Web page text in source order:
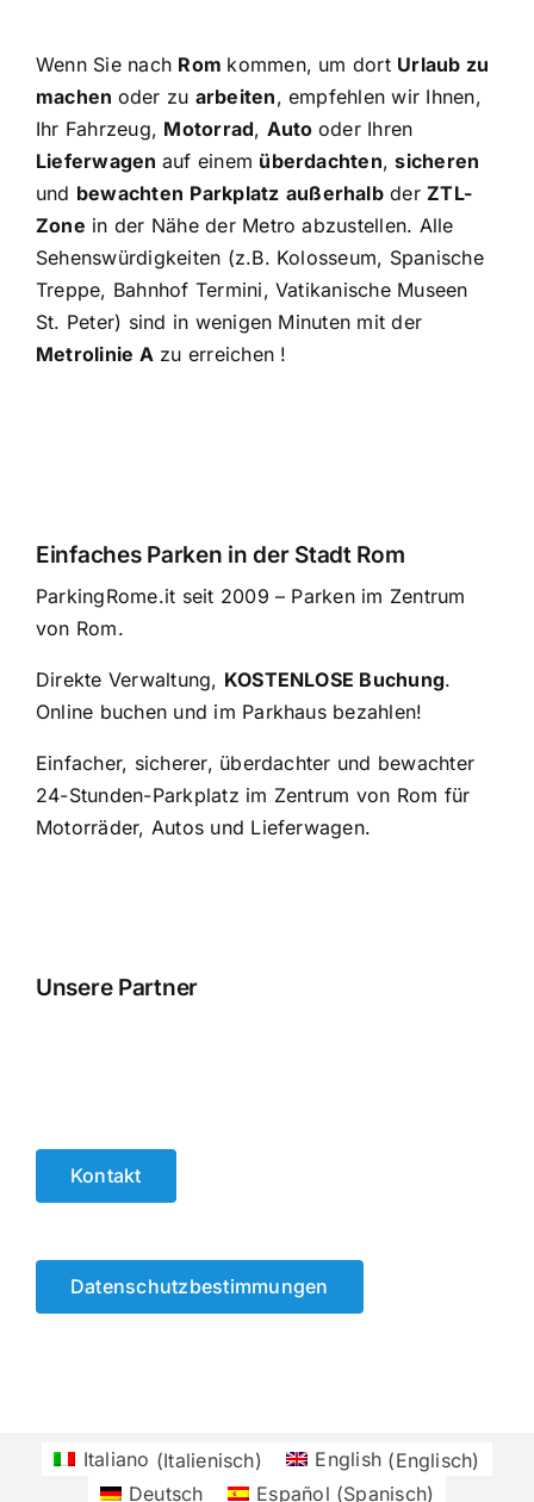
Wenn Sie nach Rom kommen, um dort Urlaub zu
machen oder zu arbeiten, empfehlen wir Ihnen,
Ihr Fahrzeug, Motorrad, Auto oder Ihren
Lieferwagen auf einem überdachten,sicheren
und bewachten Parkplatz außerhalbderZTL-
Zone in der Nähe der Metro abzustellen. Alle
Sehenswürdigkeiten (z.B. Kolosseum, Spanische
Treppe, Bahnhof Termini, Vatikanische Museen
St. Peter) sind in wenigen Minuten mit der
Metrolinie Azu erreichen !
Einfaches Parken in der Stadt Rom
ParkingRome.it seit 2009 – Parken im Zentrum
von Rom.
Direkte Verwaltung, KOSTENLOSE Buchung.
Online buchen und im Parkhaus bezahlen!
Einfacher, sicherer, überdachter und bewachter
24-Stunden-Parkplatz im Zentrum von Rom für
Motorräder, Autos und Lieferwagen.
Unsere Partner
Kontakt
Datenschutzbestimmungen
Italiano (Italienisch) English (Englisch)
Deutsch
Español (Spanisch)